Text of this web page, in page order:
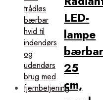
LED-
lampe
bærbar
25
cm,